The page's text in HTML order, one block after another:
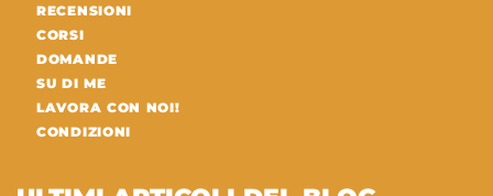
RECENSIONI
CORSI
DOMANDE
SU DI ME
LAVORA CON NOI!
CONDIZIONI